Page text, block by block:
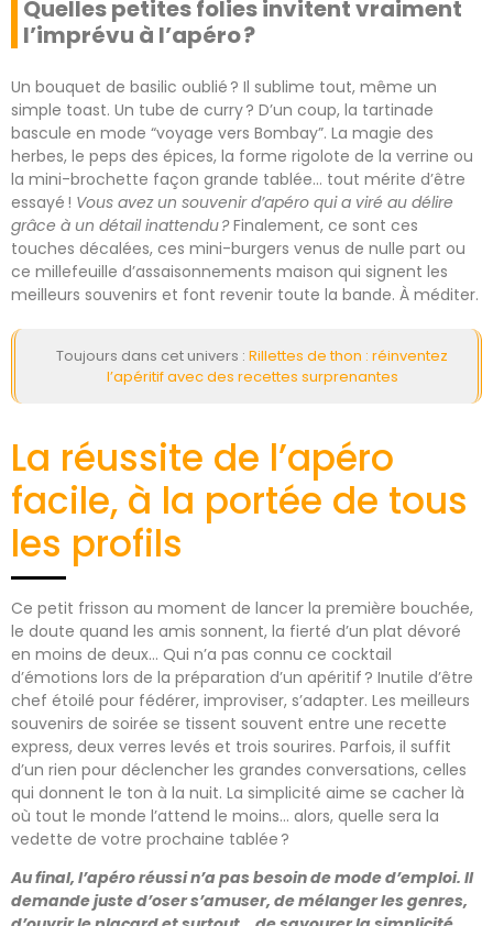
Quelles petites folies invitent vraiment
l’imprévu à l’apéro ?
Un bouquet de basilic oublié ? Il sublime tout, même un
simple toast. Un tube de curry ? D’un coup, la tartinade
bascule en mode “voyage vers Bombay”. La magie des
herbes, le peps des épices, la forme rigolote de la verrine ou
la mini-brochette façon grande tablée… tout mérite d’être
essayé ! Vous avez un souvenir d’apéro qui a viré au délire
grâce à un détail inattendu ?Finalement, ce sont ces
touches décalées, ces mini-burgers venus de nulle part ou
ce millefeuille d’assaisonnements maison qui signent les
meilleurs souvenirs et font revenir toute la bande. À méditer.
Toujours dans cet univers : Rillettes de thon : réinventez
l’apéritif avec des recettes surprenantes
La réussite de l’apéro
facile, à la portée de tous
les profils
Ce petit frisson au moment de lancer la première bouchée,
le doute quand les amis sonnent, la fierté d’un plat dévoré
en moins de deux… Qui n’a pas connu ce cocktail
d’émotions lors de la préparation d’un apéritif ? Inutile d’être
chef étoilé pour fédérer, improviser, s’adapter. Les meilleurs
souvenirs de soirée se tissent souvent entre une recette
express, deux verres levés et trois sourires. Parfois, il suffit
d’un rien pour déclencher les grandes conversations, celles
qui donnent le ton à la nuit. La simplicité aime se cacher là
où tout le monde l’attend le moins… alors, quelle sera la
vedette de votre prochaine tablée ?
Au final, l’apéro réussi n’a pas besoin de mode d’emploi. Il
demande juste d’oser s’amuser, de mélanger les genres,